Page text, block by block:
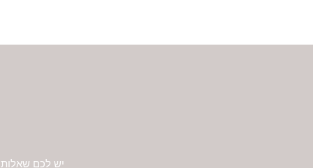
יש לכם שאלות